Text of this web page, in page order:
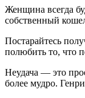
Женщина всегда
собственный
Постарайтесь
полюбить то, что
Неудача — это
более мудро.